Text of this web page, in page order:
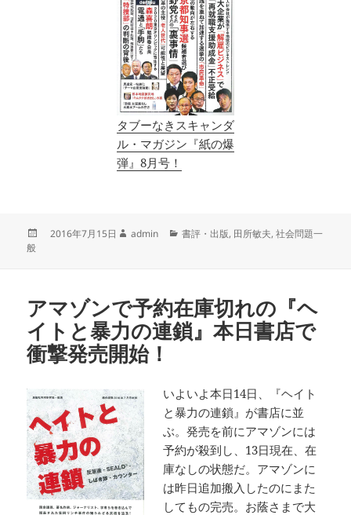
タブーなきスキャンダ
ル・マガジン『紙の爆
弾』8月号！
2016年7月15日
作
admin
カ
書評・出版, 田所敏夫,社会問題一
般
アマゾンで予約在庫切れの『ヘ
イトと暴力の連鎖』本日書店で
衝撃発売開始！
いよいよ本日14日、『ヘイト
と暴力の連鎖』が書店に並
ぶ。発売を前にアマゾンには
予約が殺到し、13日現在、在
庫なしの状態だ。アマゾンに
は昨日追加搬入したのにまた
してもの完売。お蔭さまで大